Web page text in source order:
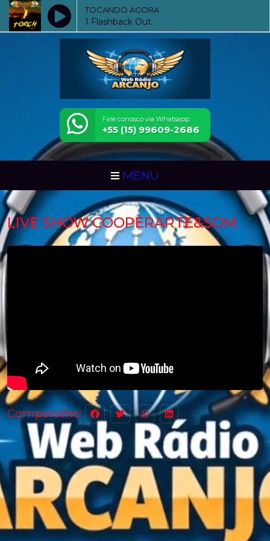
TOCANDO AGORA
1 Flashback Out
Fale conosco via Whatsapp:
+55 (15) 99609-2686
MENU
LIVE SHOW COOPERARTE&SOM
Compartilhe: